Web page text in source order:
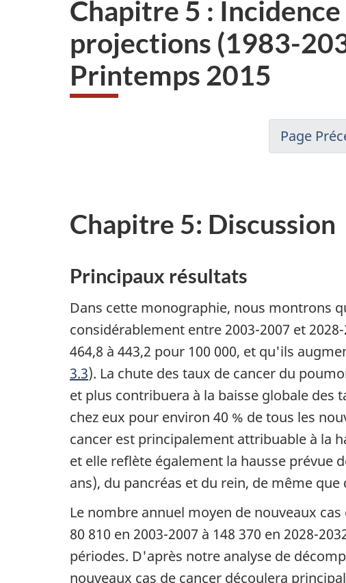
Chapitre 5 :
projections (1983-
Printemps 2015
Page
Chapitre 5: Discussion
Principaux résultats
Dans cette monographie, nous montrons
considérablement entre 2003-2007 et
464,8 à 443,2 pour 100 000, et qu'ils
3.3). La chute des taux de cancer du
et plus contribuera à la baisse globale des
chez eux pour environ 40 % de tous les
cancer est principalement attribuable à la
et elle reflète également la hausse prévue
ans), du pancréas et du rein, de même
Le nombre annuel moyen de nouveaux
80 810 en 2003-2007 à 148 370 en 2028-
périodes. D'après notre analyse de
nouveaux cas de cancer découlera